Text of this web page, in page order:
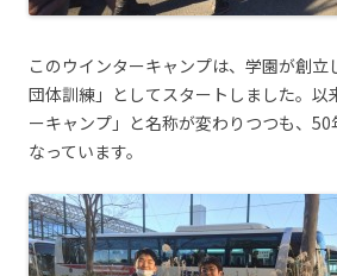
このウインターキャンプは、学園が創
団体訓練」としてスタートしました。以
ーキャンプ」と名称が変わりつつも、
なっています。